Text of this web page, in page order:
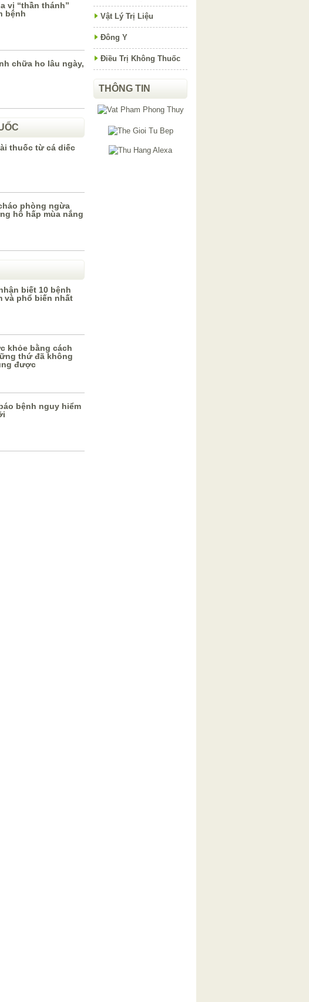
vị “thần thánh”
bệnh
chữa ho lâu ngày,
thuốc từ cá diếc
phòng ngừa
hô hấp mùa nắng
biết 10 bệnh
và phổ biến nhất
khỏe bằng cách
thứ đã không
được
bệnh nguy hiểm
Vật Lý Trị Liệu
Đông Y
Điều Trị Không Thuốc
THÔNG TIN